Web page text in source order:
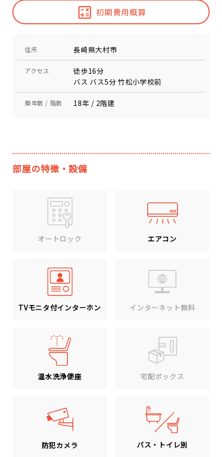
初期費用概算
住所 長崎県大村市
アクセス
徒歩16分
バス バス5分 竹松小学校前
築年数 / 階数 18年 / 2階建
部屋の特徴・設備
オートロック エアコン
TVモニタ付インターホン インターネット無料
温水洗浄便座 宅配ボックス
防犯カメラ バス・トイレ別